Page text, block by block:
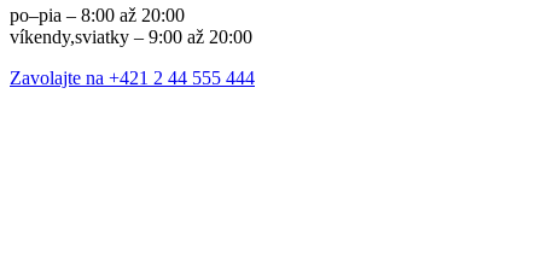
po–pia – 8:00 až 20:00
víkendy,sviatky – 9:00 až 20:00
Zavolajte na +421 2 44 555 444